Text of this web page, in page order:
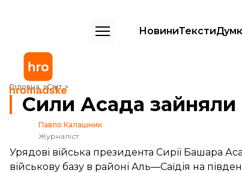
НовиниТексти
Головна Світ
Сили Асада зайняли покинуту базу США у Сирії
Сили Асада
Павло Калашник
Журналіст
Урядові війська президента Сирії Башара
військову базу в районі Аль—Саїдія на